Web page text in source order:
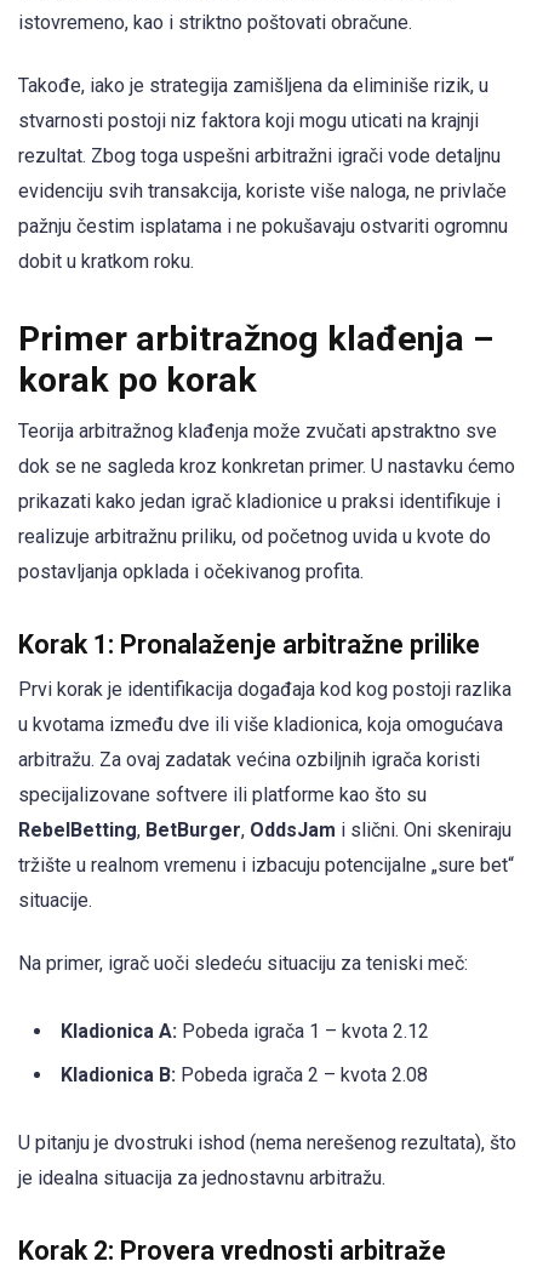
istovremeno, kao i striktno poštovati obračune.
Takođe, iako je strategija zamišljena da eliminiše rizik, u
stvarnosti postoji niz faktora koji mogu uticati na krajnji
rezultat. Zbog toga uspešni arbitražni igrači vode detaljnu
evidenciju svih transakcija, koriste više naloga, ne privlače
pažnju čestim isplatama i ne pokušavaju ostvariti ogromnu
dobit u kratkom roku.
Primer arbitražnog klađenja –
korak po korak
Teorija arbitražnog klađenja može zvučati apstraktno sve
dok se ne sagleda kroz konkretan primer. U nastavku ćemo
prikazati kako jedan igrač kladionice u praksi identifikuje i
realizuje arbitražnu priliku, od početnog uvida u kvote do
postavljanja opklada i očekivanog profita.
Korak 1: Pronalaženje arbitražne prilike
Prvi korak je identifikacija događaja kod kog postoji razlika
u kvotama između dve ili više kladionica, koja omogućava
arbitražu. Za ovaj zadatak većina ozbiljnih igrača koristi
specijalizovane softvere ili platforme kao što su
RebelBetting, BetBurger, OddsJam i slični. Oni skeniraju
tržište u realnom vremenu i izbacuju potencijalne „sure bet“
situacije.
Na primer, igrač uoči sledeću situaciju za teniski meč:
Kladionica A: Pobeda igrača 1 – kvota 2.12
Kladionica B: Pobeda igrača 2 – kvota 2.08
U pitanju je dvostruki ishod (nema nerešenog rezultata), što
je idealna situacija za jednostavnu arbitražu.
Korak 2: Provera vrednosti arbitraže